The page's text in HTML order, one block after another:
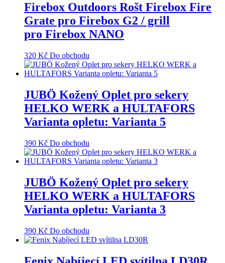
Firebox Outdoors Rošt Firebox Fire
Grate pro Firebox G2 / grill
pro Firebox NANO
320 Kč Do obchodu
JUBÖ Kožený Oplet pro sekery
HELKO WERK a HULTAFORS
Varianta opletu: Varianta 5
390 Kč Do obchodu
JUBÖ Kožený Oplet pro sekery
HELKO WERK a HULTAFORS
Varianta opletu: Varianta 3
390 Kč Do obchodu